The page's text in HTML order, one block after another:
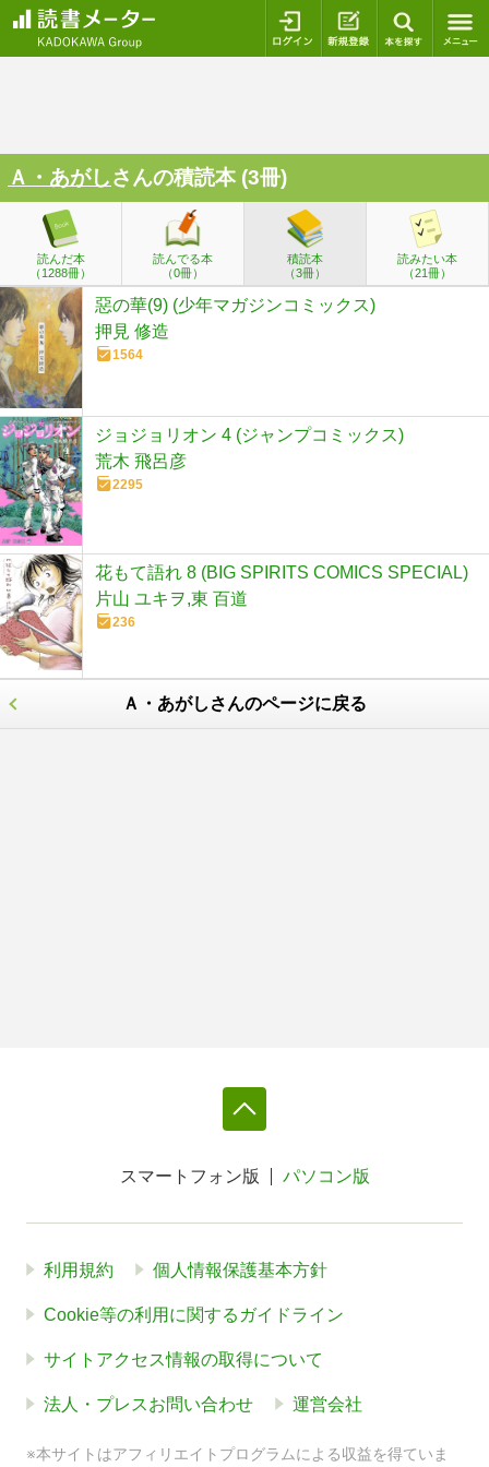
ログイン 新規登録
Ａ・あがしさんの積読本 (3冊)
読んだ本
（1288冊）
読んでる本
（0冊）
積読本
（3冊）
読みたい本
（21冊）
惡の華(9) (少年マガジンコミックス)
押見 修造
1564
ジョジョリオン 4 (ジャンプコミックス)
荒木 飛呂彦
2295
花もて語れ 8 (BIG SPIRITS COMICS SPECIAL)
片山 ユキヲ,東 百道
236
Ａ・あがしさんのページに戻る
スマートフォン版 パソコン版
利用規約 個人情報保護基本方針
Cookie等の利用に関するガイドライン
サイトアクセス情報の取得について
法人・プレスお問い合わせ 運営会社
※本サイトはアフィリエイトプログラムによる収益を得ていま